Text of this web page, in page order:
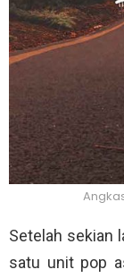
Setelah sekian
satu unit pop